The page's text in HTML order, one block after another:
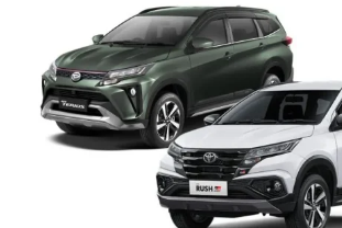
Yogyakarta
Pilih